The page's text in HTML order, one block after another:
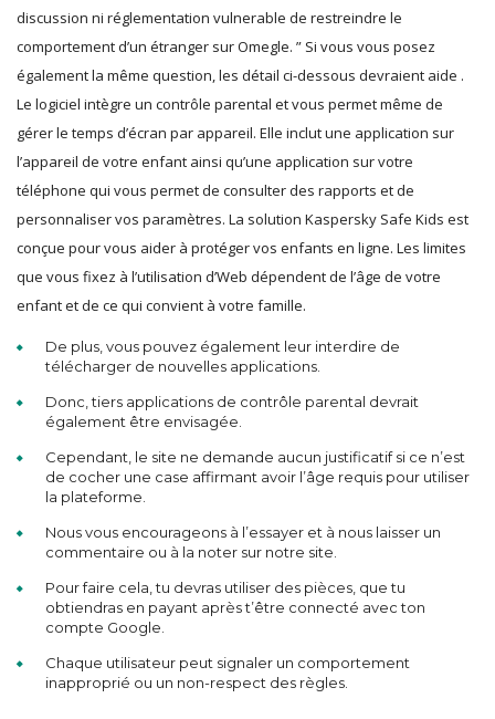
discussion ni réglementation vulnerable de restreindre le
comportement d’un étranger sur Omegle. ” Si vous vous posez
également la même question, les détail ci-dessous devraient aide .
Le logiciel intègre un contrôle parental et vous permet même de
gérer le temps d’écran par appareil. Elle inclut une application sur
l’appareil de votre enfant ainsi qu’une application sur votre
téléphone qui vous permet de consulter des rapports et de
personnaliser vos paramètres. La solution Kaspersky Safe Kids est
conçue pour vous aider à protéger vos enfants en ligne. Les limites
que vous fixez à l’utilisation d’Web dépendent de l’âge de votre
enfant et de ce qui convient à votre famille.
De plus, vous pouvez également leur interdire de
télécharger de nouvelles applications.
Donc, tiers applications de contrôle parental devrait
également être envisagée.
Cependant, le site ne demande aucun justificatif si ce n’est
de cocher une case affirmant avoir l’âge requis pour utiliser
la plateforme.
Nous vous encourageons à l’essayer et à nous laisser un
commentaire ou à la noter sur notre site.
Pour faire cela, tu devras utiliser des pièces, que tu
obtiendras en payant après t’être connecté avec ton
compte Google.
Chaque utilisateur peut signaler un comportement
inapproprié ou un non-respect des règles.